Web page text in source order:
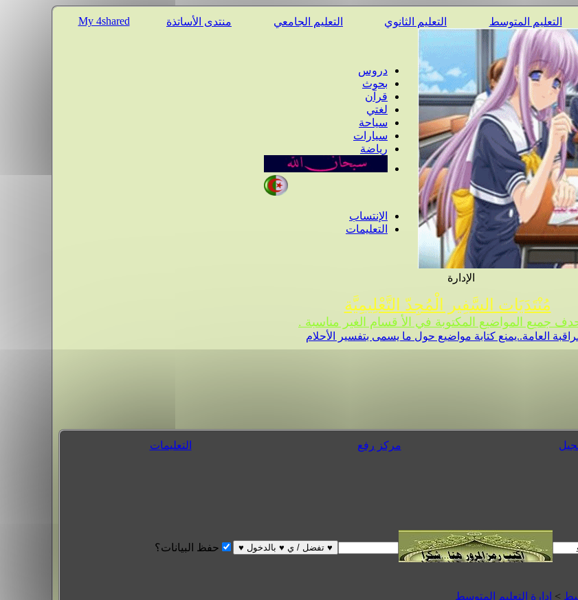
التعليم المتوسط التعليم الثانوي التعليم الجامعي منتدى الأساتذة My 4shared
دروس
بحوث
قرآن
لغتي
سياحة
سيارات
رياضة
الإنتساب
التعليمات
الإدارة
مُنْتَدَيَات السَّفِير الْمُجِدّ التَّعْلِيمِيَّة
جميع المواضيع المكتوبة في الأ قسام الغير مناسبة .
العامة..يمنع كتابة مواضيع حول ما يسمى بتفسير الأحلام
مركز رفع التعليمات
حفظ البيانات؟
> إدارة التعليم المتوسط